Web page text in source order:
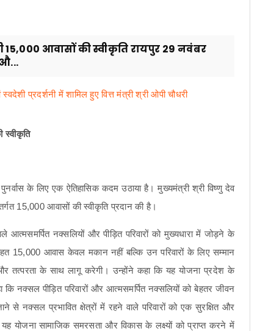
15,000 आवासों की स्वीकृति रायपुर 29 नवंबर
प्रदर्शनी में शामिल हुए वित्त मंत्री श्री ओपी चौधरी
स्वीकृति
के लिए एक ऐतिहासिक कदम उठाया है। मुख्यमंत्री श्री विष्णु देव
15,000 आवासों की स्वीकृति प्रदान की है।
आत्मसमर्पित नक्सलियों और पीड़ित परिवारों को मुख्यधारा में जोड़ने के
15,000 आवास केवल मकान नहीं बल्कि उन परिवारों के लिए सम्मान
और तत्परता के साथ लागू करेगी। उन्होंने कहा कि यह योजना प्रदेश के
नक्सल पीड़ित परिवारों और आत्मसमर्पित नक्सलियों को बेहतर जीवन
से नक्सल प्रभावित क्षेत्रों में रहने वाले परिवारों को एक सुरक्षित और
योजना सामाजिक समरसता और विकास के लक्ष्यों को प्राप्त करने में